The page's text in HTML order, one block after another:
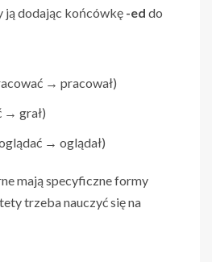
ją dodając końcówkę -ed do
→ pracował)
→ grał)
→ oglądał)
mają specyficzne formy
trzeba nauczyć się na